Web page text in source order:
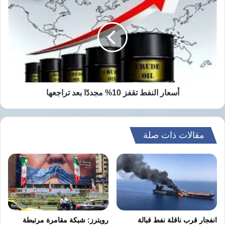
النفط
تراجعها
أسعار النفط تقفز 10% مجددًا بعد تراجعها
مقالات ذات صلة
انفجار قرب ناقلة نفط قبالة
رويترز: شبكة مقامرة مرتبطة